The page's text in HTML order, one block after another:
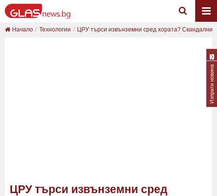
Начало Технологии ЦРУ търси извънземни сред хората? Скандални
ЦРУ търси извънземни сред
Изпрати новина